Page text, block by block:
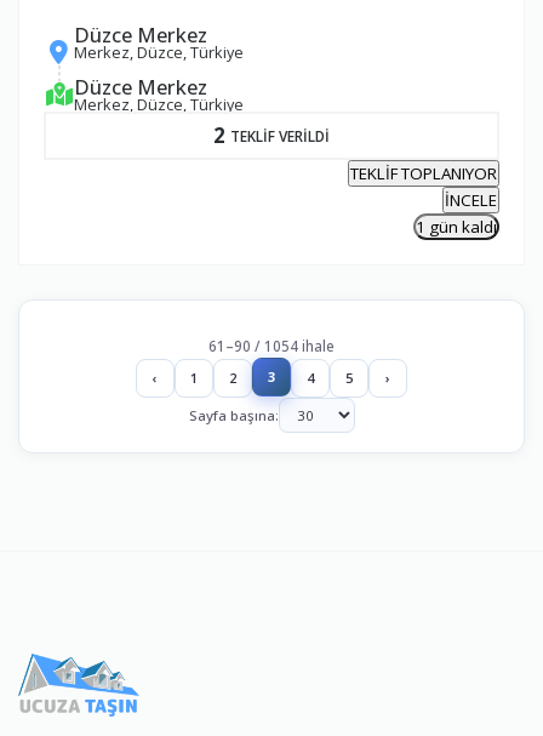
Düzce Merkez
Merkez, Düzce, Türkiye
Düzce Merkez
Merkez, Düzce, Türkiye
2 TEKLİF VERİLDİ
TEKLİF TOPLANIYOR
İNCELE
1 gün kaldı
61–90 / 1054 ihale
‹ 1 2 3 4 5 ›
Sayfa başına: